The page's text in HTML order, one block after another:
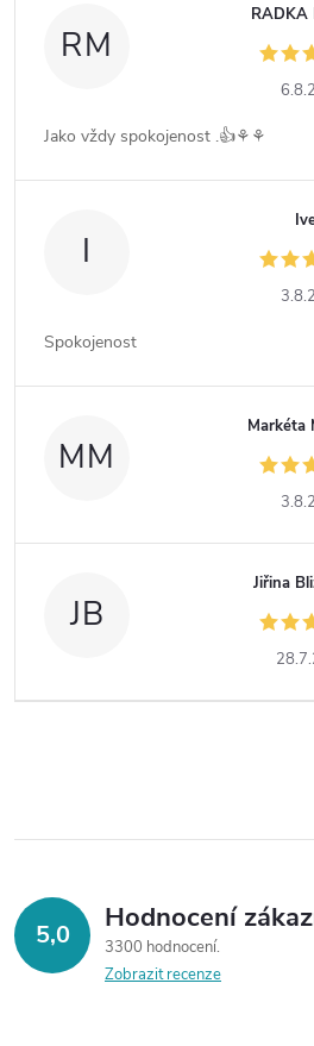
RM
RADKA
Jako vždy spokojenost .👍⚘️⚘️
I
Spokojenost
MM
Markéta
JB
Jiřina
5,0 Hodnocení
3300 hodnocení
Zobrazit recenze